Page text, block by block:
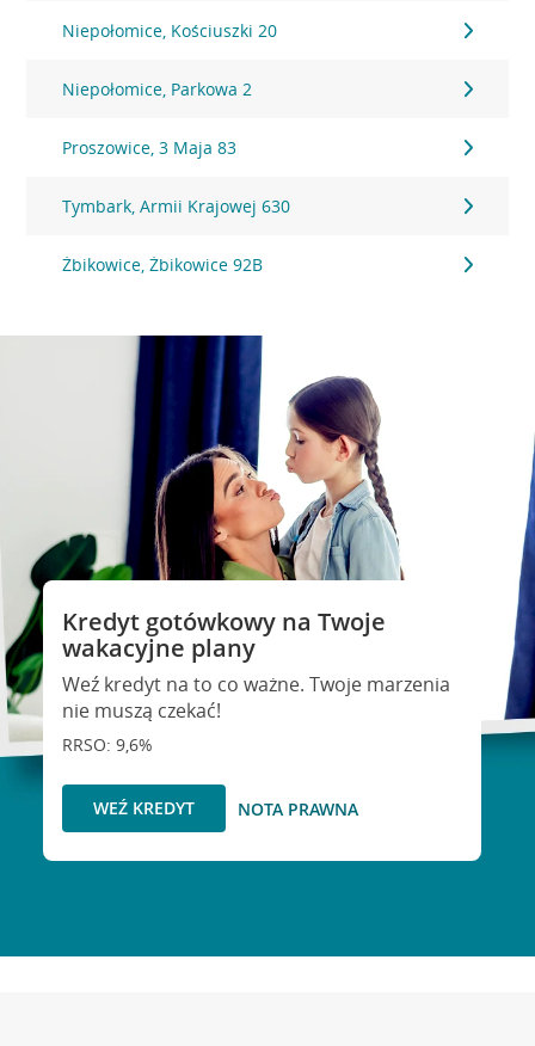
Niepołomice, Kościuszki 20
Niepołomice, Parkowa 2
Proszowice, 3 Maja 83
Tymbark, Armii Krajowej 630
Żbikowice, Żbikowice 92B
Kredyt gotówkowy na Twoje
wakacyjne plany
Weź kredyt na to co ważne. Twoje marzenia
nie muszą czekać!
RRSO: 9,6%
WEŹ KREDYT NOTA PRAWNA